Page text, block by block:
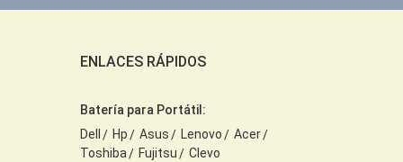
ENLACES RÁPIDOS
Batería para Portátil:
Dell
Hp Asus Lenovo
Acer
Toshiba
Fujitsu
Clevo